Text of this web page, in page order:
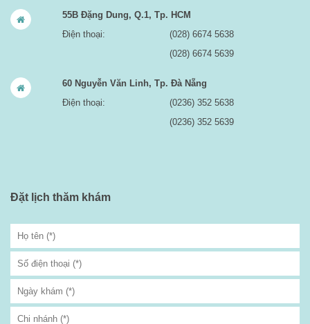
55B Đặng Dung, Q.1, Tp. HCM
Điện thoại:
(028) 6674 5638
(028) 6674 5639
60 Nguyễn Văn Linh, Tp. Đà Nẵng
Điện thoại:
(0236) 352 5638
(0236) 352 5639
Đặt lịch thăm khám